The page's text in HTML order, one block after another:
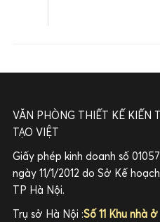
VĂN PHÒNG THIẾT KẾ KIẾN
TẠO VIỆT
Giấy phép kinh doanh số
ngày 11/1/2012 do Sở Kế
TP Hà Nội.
Trụ sở Hà Nội :Số 11 Khu nhà